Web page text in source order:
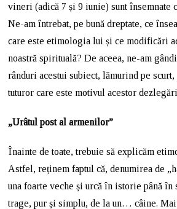
vineri (adică 7 și 9 iunie) sunt însemnate
Ne-am întrebat, pe bună dreptate, ce
care este etimologia lui și ce modificări
noastră spirituală? De aceea, ne-am
rânduri acestui subiect, lămurind pe
tuturor care este motivul acestor
„Urâtul post al armenilor”
Înainte de toate, trebuie să explicăm
Astfel, reținem faptul că, denumirea de
una foarte veche și urcă în istorie până
trage, pur și simplu, de la un… câine. Mai